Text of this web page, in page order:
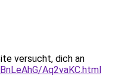
versucht, dich an
Aq2vaKC.html